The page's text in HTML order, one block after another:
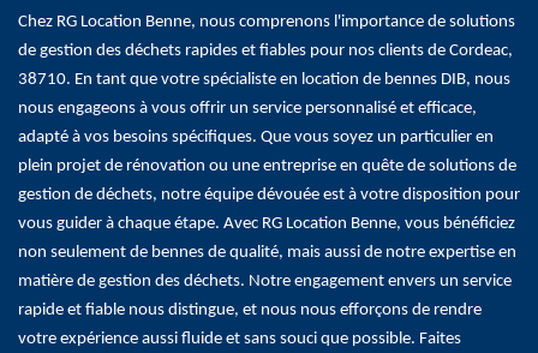
Chez RG Location Benne, nous comprenons l'importance de solutions
de gestion des déchets rapides et fiables pour nos clients de Cordeac,
38710. En tant que votre spécialiste en location de bennes DIB, nous
nous engageons à vous offrir un service personnalisé et efficace,
adapté à vos besoins spécifiques. Que vous soyez un particulier en
plein projet de rénovation ou une entreprise en quête de solutions de
gestion de déchets, notre équipe dévouée est à votre disposition pour
vous guider à chaque étape. Avec RG Location Benne, vous bénéficiez
non seulement de bennes de qualité, mais aussi de notre expertise en
matière de gestion des déchets. Notre engagement envers un service
rapide et fiable nous distingue, et nous nous efforçons de rendre
votre expérience aussi fluide et sans souci que possible. Faites